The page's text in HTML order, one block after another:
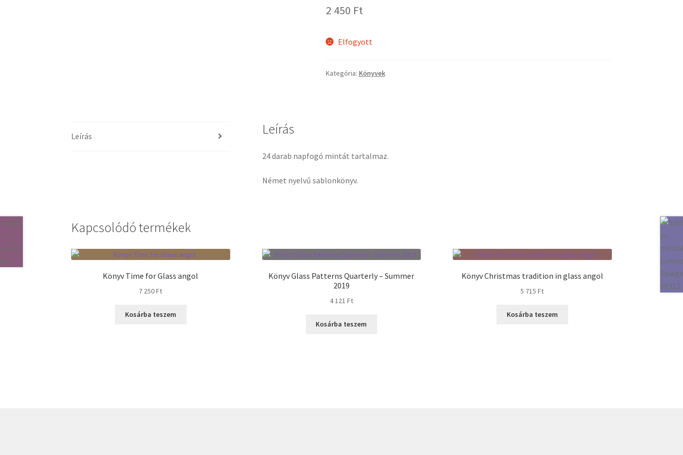
2 450 Ft
Elfogyott
Kategória: Könyvek
Leírás Leírás
24 darab napfogó mintát tartalmaz.
Német nyelvű sablonkönyv.
Kapcsolódó termékek
Könyv Time for Glass angol
7 250Ft
Kosárba teszem
Könyv Glass Patterns Quarterly – Summer
2019
4 121 Ft
Kosárba teszem
Könyv Christmas tradition in glass angol
5 715Ft
Kosárba teszem